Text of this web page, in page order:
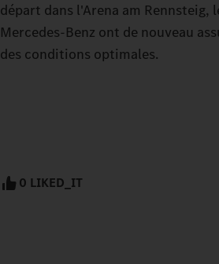
départ dans l'Arena am Rennsteig,
Mercedes‑Benz ont de nouveau
des conditions optimales.
0 LIKED_IT